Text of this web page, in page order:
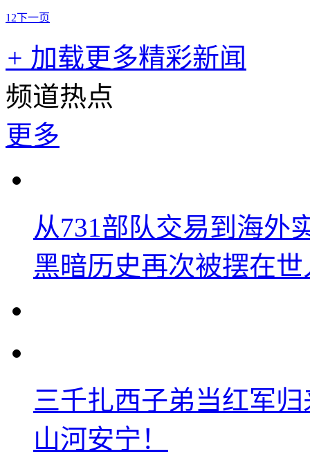
1 2下一页
+ 加载更多精彩新闻
频道热点
更多
从731部队交易到海外
黑暗历史再次被摆在
三千扎西子弟当红军
山河安宁！